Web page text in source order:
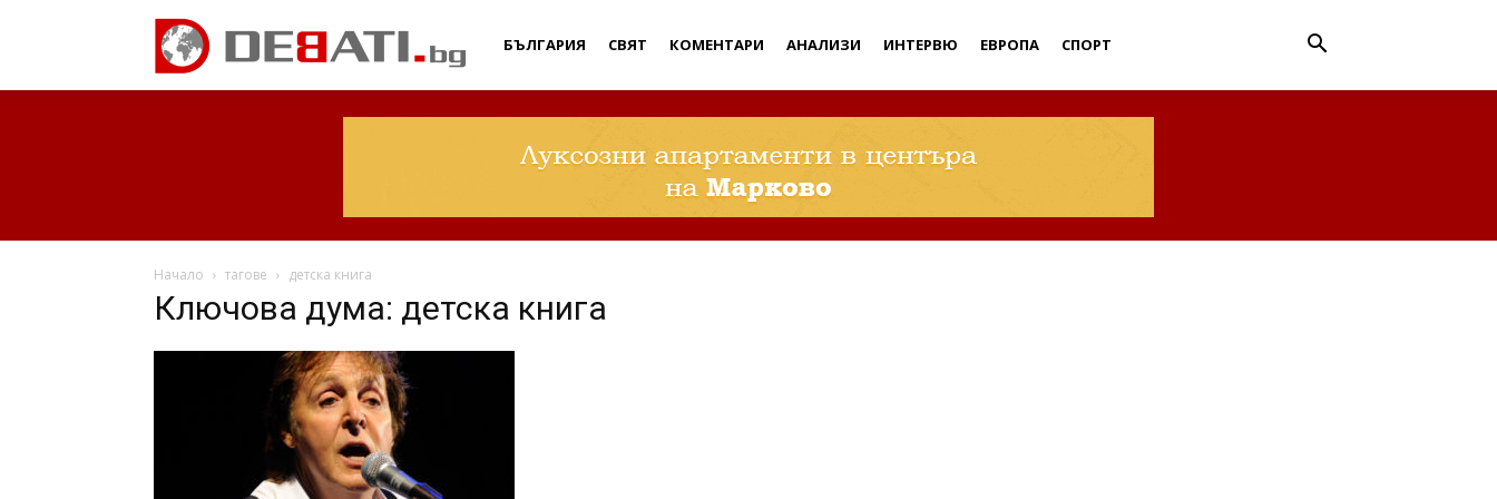
Дебати
БЪЛГАРИЯ СВЯТ КОМЕНТАРИ АНАЛИЗИ ИНТЕРВЮ ЕВРОПА СПОРТ
Начало тагове детска книга
Ключова дума: детска книга